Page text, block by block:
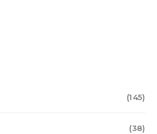
(145)
(38)